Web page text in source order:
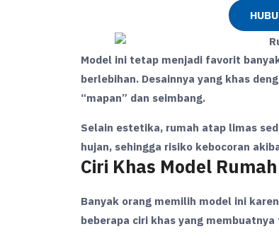
Model ini tetap menjadi favorit
berlebihan. Desainnya yang khas
“mapan” dan seimbang.
Selain estetika, rumah atap limas
hujan, sehingga risiko kebocoran
Ciri Khas Model
Banyak orang memilih model ini
beberapa ciri khas yang